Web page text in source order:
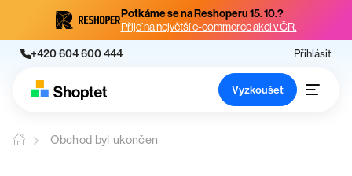
Potkáme se na Reshoperu 15. 10.?
Přijď na největší e-commerce akci v ČR.
+420 604 600 444 Přihlásit
Vyzkoušet
Obchod byl ukončen